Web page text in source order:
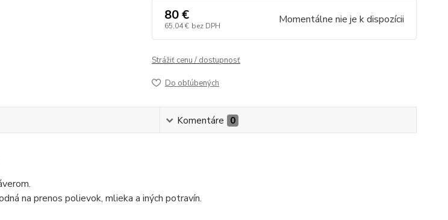
80 €
65,04 € bez DPH Momentálne nie je k dispozícii
Strážiť cenu / dostupnosť
Do obľúbených
Komentáre 0
na prenos polievok, mlieka a iných potravín.